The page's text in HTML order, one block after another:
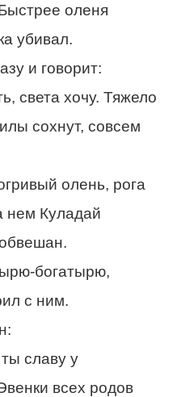
оленя
убивал.
и говорит:
света хочу. Тяжело
сохнут, совсем
олень, рога
нем Куладай
богатырю,
с ним.
славу у
всех родов